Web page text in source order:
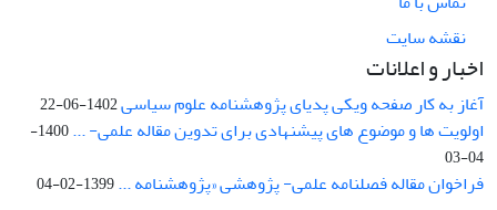
نقشه سایت
اخبار و اعلانات
آغاز به کار صفحه ویکی پدیای پژوهشنامه علوم سیاسی1402-06-22
اولویت ها و موضوع های پیشنهادی برای تدوین مقاله علمی- ...
1400-
04-03
فراخوان مقاله فصلنامه علمی- پژوهشی «پژوهشنامه ...1399-02-04